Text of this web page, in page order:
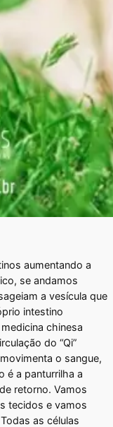
aumentando a
se andamos
a vesícula que
intestino
chinesa
do “Qi”
o sangue,
é a panturrilha a
retorno. Vamos
tecidos e vamos
as células